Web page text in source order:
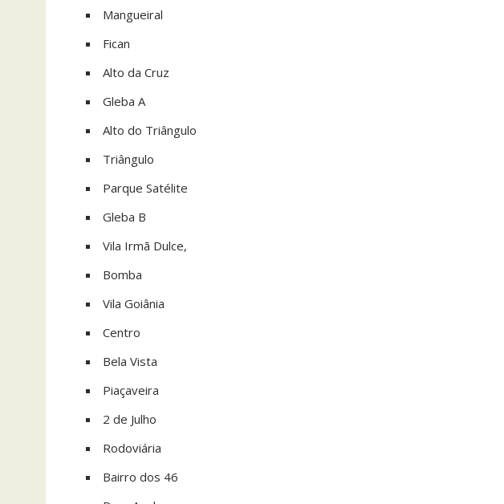
Mangueiral
Fican
Alto da Cruz
Gleba A
Alto do Triângulo
Triângulo
Parque Satélite
Gleba B
Vila Irmã Dulce,
Bomba
Vila Goiânia
Centro
Bela Vista
Piaçaveira
2 de Julho
Rodoviária
Bairro dos 46